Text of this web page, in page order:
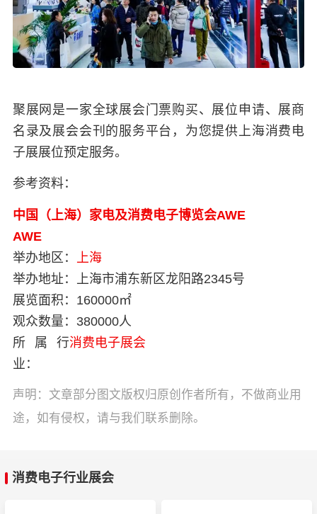
聚展网是一家全球展会门票购买、展位申请、展商
名录及展会会刊的服务平台，为您提供上海消费电
子展展位预定服务。
参考资料：
中国（上海）家电及消费电子博览会AWE
AWE
举办地区：
上海
举办地址：
上海市浦东新区龙阳路2345号
展览面积： 160000㎡
观众数量： 380000人
所属行
业：
消费电子展会
声明：文章部分图文版权归原创作者所有，不做商业用
途，如有侵权，请与我们联系删除。
消费电子行业展会